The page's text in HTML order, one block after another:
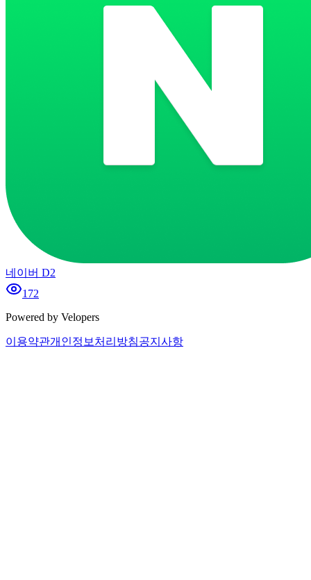
네이버 D2
172
Powered by Velopers
이용약관개인정보처리방침공지사항